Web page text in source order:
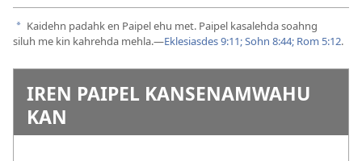
a Kaidehn padahk en Paipel ehu met. Paipel kasalehda soahng
siluh me kin kahrehda mehla.​—Eklesiasdes 9:11;Sohn 8:44; Rom 5:12.
IREN PAIPEL KANSENAMWAHU
KAN